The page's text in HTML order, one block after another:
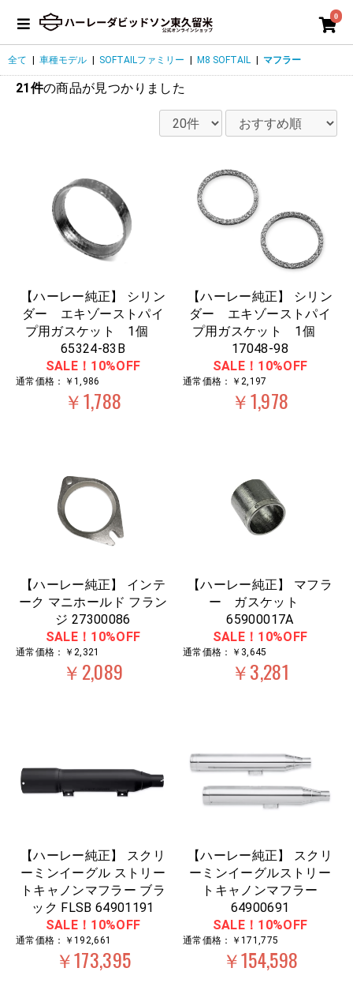
0
全て 車種モデル SOFTAILファミリー M8 SOFTAIL マフラー
21件の商品が見つかりました
【ハーレー純正】 シリン
ダー エキゾーストパイ
プ用ガスケット 1個
65324-83B
SALE！10%OFF
通常価格：￥1,986
￥1,788
【ハーレー純正】 シリン
ダー エキゾーストパイ
プ用ガスケット 1個
17048-98
SALE！10%OFF
通常価格：￥2,197
￥1,978
【ハーレー純正】 インテ
ーク マニホールド フラン
ジ 27300086
SALE！10%OFF
通常価格：￥2,321
￥2,089
【ハーレー純正】 マフラ
ー ガスケット
65900017A
SALE！10%OFF
通常価格：￥3,645
￥3,281
【ハーレー純正】 スクリ
ーミンイーグル ストリー
トキャノンマフラー ブラ
ック FLSB 64901191
SALE！10%OFF
通常価格：￥192,661
￥173,395
【ハーレー純正】 スクリ
ーミンイーグルストリー
トキャノンマフラー
64900691
SALE！10%OFF
通常価格：￥171,775
￥154,598